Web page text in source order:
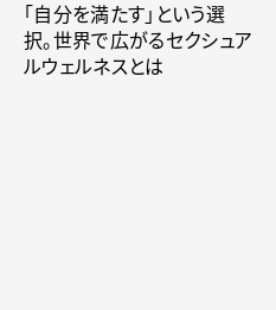
「自分を満たす」という選
択。世界で広がるセクシュア
ルウェルネスとは